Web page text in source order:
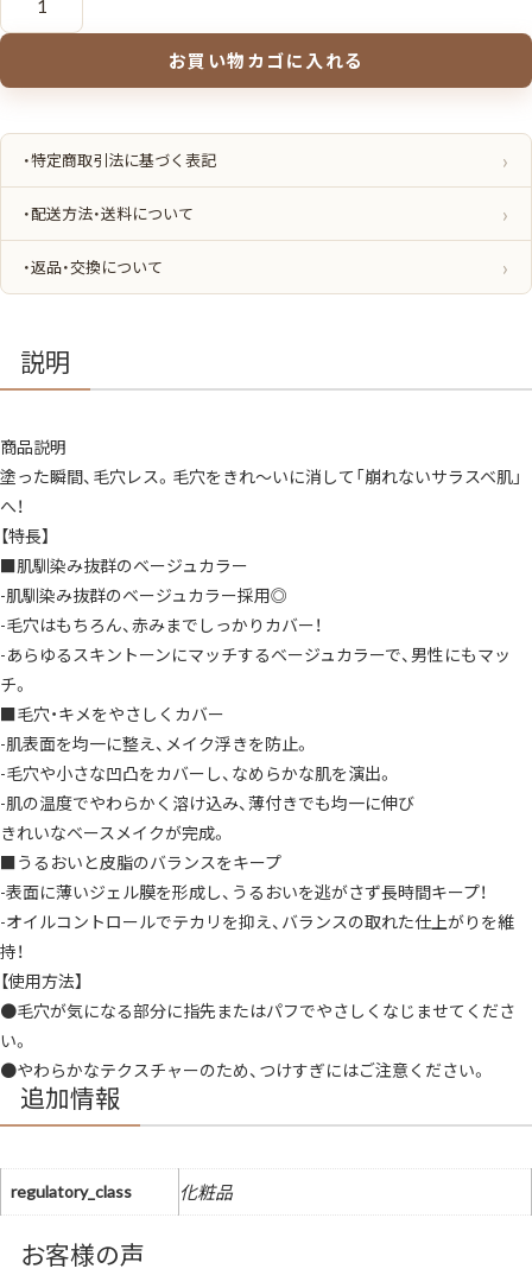
毛
だ
ク
ム
粧
肌
馴
の
ジ
ュ
カ
ラ
ー
瞬
間
毛
穴
レ
ス
毛
穴・
キ
メ
を
や
さ
し
く
カ
バ
ー
赤
み
で
し
っ
か
り
カ
バ
ー
肌
表
面
を
均
一
え
メ
ク
浮
お買い物カゴに入れる
・特定商取引法に基づく表記
・配送方法・送料について
・返品・交換について
説明
商品説明
塗った瞬間、毛穴レス。毛穴をきれ〜いに消して「崩れないサラスベ肌」
へ！
【特長】
■肌馴染み抜群のベージュカラー
-肌馴染み抜群のベージュカラー採用◎
-毛穴はもちろん、赤みまでしっかりカバー！
-あらゆるスキントーンにマッチするベージュカラーで、男性にもマッ
チ。
■毛穴・キメをやさしくカバー
-肌表面を均一に整え、メイク浮きを防止。
-毛穴や小さな凹凸をカバーし、なめらかな肌を演出。
-肌の温度でやわらかく溶け込み、薄付きでも均一に伸び
きれいなベースメイクが完成。
■うるおいと皮脂のバランスをキープ
-表面に薄いジェル膜を形成し、うるおいを逃がさず長時間キープ！
-オイルコントロールでテカリを抑え、バランスの取れた仕上がりを維
持！
【使用方法】
●毛穴が気になる部分に指先またはパフでやさしくなじませてくださ
い。
●やわらかなテクスチャーのため、つけすぎにはご注意ください。
追加情報
regulatory_class 化粧品
お客様の声